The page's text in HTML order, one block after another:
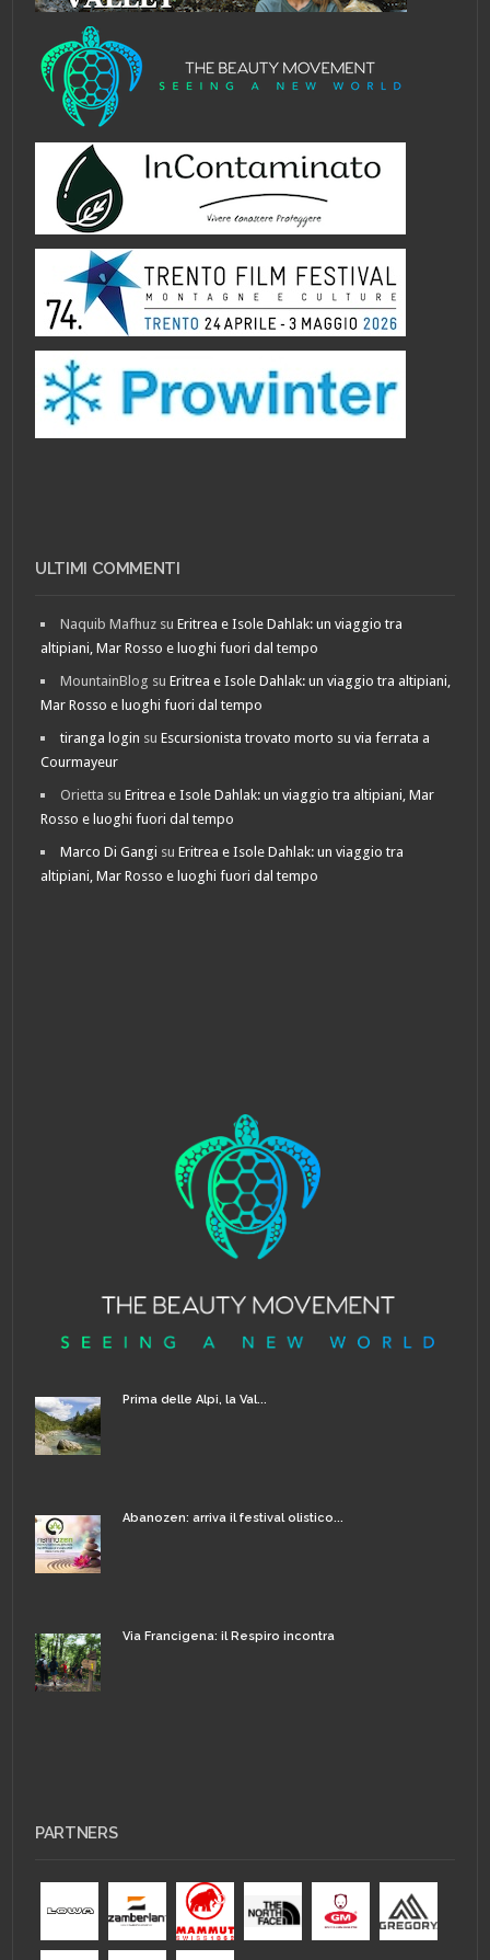
ULTIMI COMMENTI
Naquib Mafhuz suEritrea e Isole Dahlak: un viaggio tra
altipiani, Mar Rosso e luoghi fuori dal tempo
MountainBlog suEritrea e Isole Dahlak: un viaggio tra altipiani,
Mar Rosso e luoghi fuori dal tempo
tiranga login suEscursionista trovato morto su via ferrata a
Courmayeur
Orietta suEritrea e Isole Dahlak: un viaggio tra altipiani, Mar
Rosso e luoghi fuori dal tempo
Marco Di Gangi suEritrea e Isole Dahlak: un viaggio tra
altipiani, Mar Rosso e luoghi fuori dal tempo
Prima delle Alpi, la Val...
Abanozen: arriva il festival olistico...
Via Francigena: il Respiro incontra
PARTNERS